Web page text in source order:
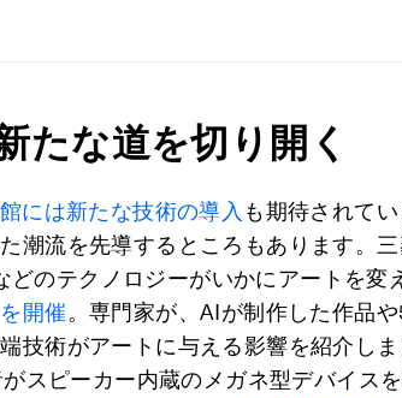
たな道を切り開く
には新たな技術の導入 も期待されて
潮流を先導するところもあります。
どのテクノロジーがいかにアートを変
開催。専門家が、AIが制作した作品
技術がアートに与える影響を紹介しま
スピーカー内蔵のメガネ型デバイス